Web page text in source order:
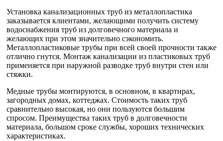
Установка канализационных труб из металлопластика
заказывается клиентами, желающими получить систему
водоснабжения труб из долговечного материала и
желающих при этом значительно сэкономить.
Металлопластиковые трубы при всей своей прочности также
отлично гнутся. Монтаж канализации из пластиковых труб
применяется при наружной разводке труб внутри стен или
стяжки.
Медные трубы монтируются, в основном, в квартирах,
загородных домах, коттеджах. Стоимость таких труб
сравнительно высокая, но они пользуются большим
спросом. Преимущества таких труб в долговечности
материала, большом сроке службы, хороших технических
характеристиках.